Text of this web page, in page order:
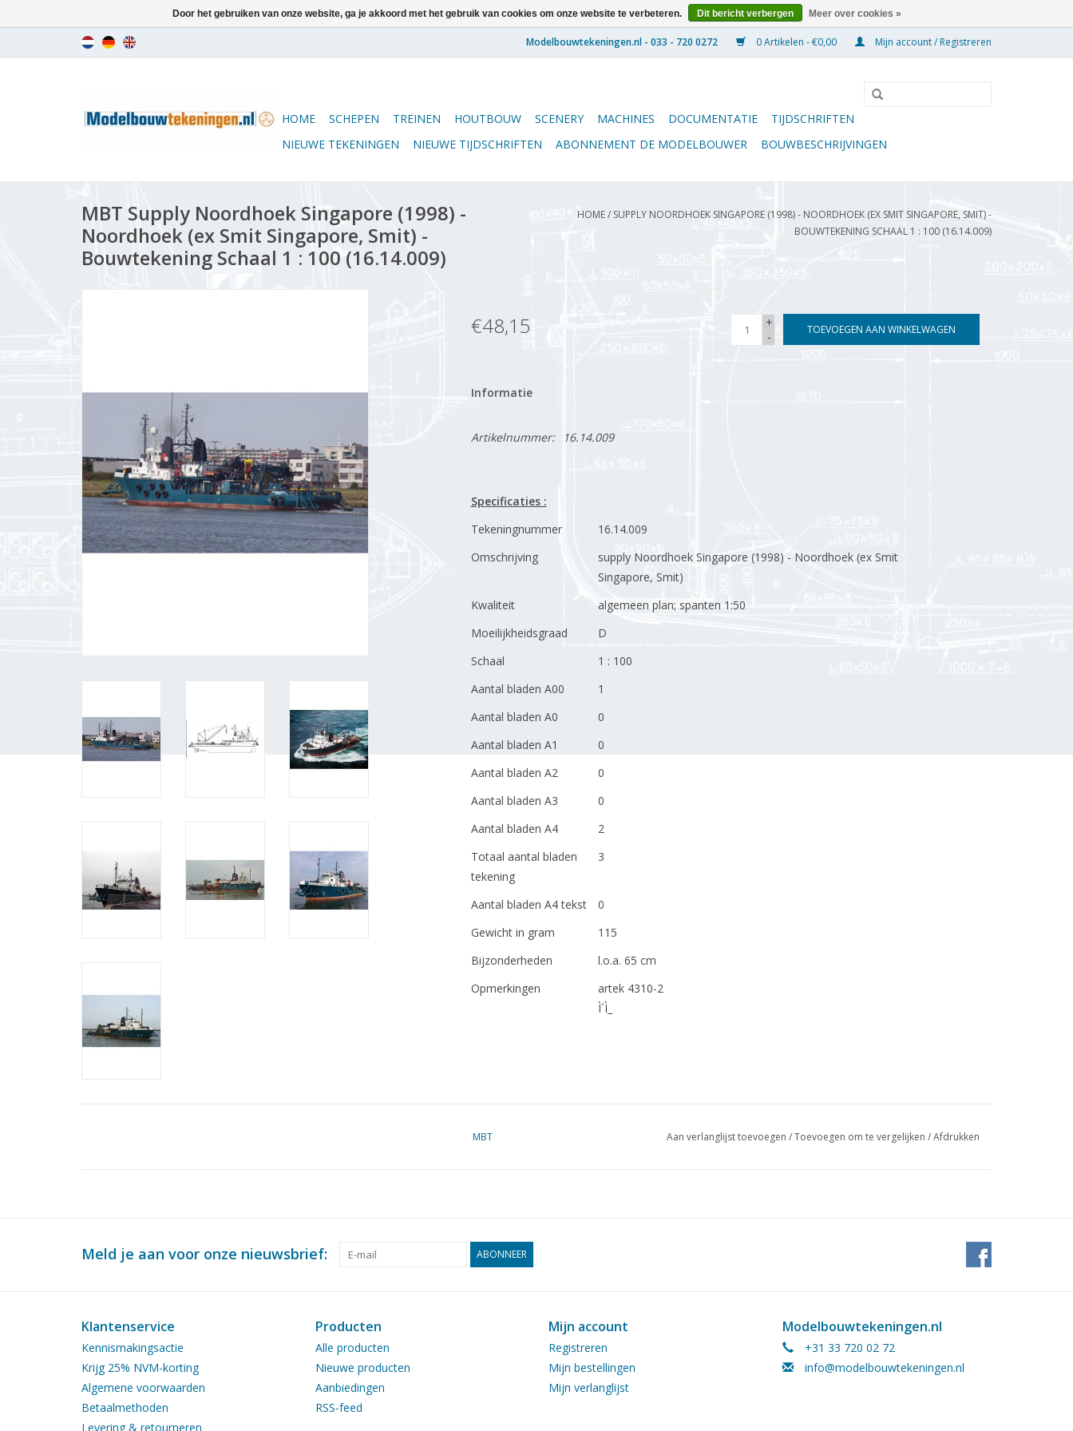
0 Artikelen - €0,00 Mijn account / Registreren
HOME SCHEPEN TREINEN HOUTBOUW SCENERY MACHINES DOCUMENTATIE
TIJDSCHRIFTEN
NIEUWE TEKENINGEN
NIEUWE TIJDSCHRIFTEN ABONNEMENT DE MODELBOUWER BOUWBESCHRIJVINGEN
MBT Supply Noordhoek Singapore (1998) -
Noordhoek (ex Smit Singapore, Smit) -
Bouwtekening Schaal 1 : 100 (16.14.009)
HOME/ SUPPLY NOORDHOEK SINGAPORE (1998) - NOORDHOEK (EX SMIT SINGAPORE, SMIT) -
BOUWTEKENING SCHAAL 1 : 100 (16.14.009)
€48,15
+
-
TOEVOEGEN AAN WINKELWAGEN
Informatie
Artikelnummer: 16.14.009
Specificaties :
Tekeningnummer
16.14.009
Omschrijving
supply Noordhoek Singapore (1998) - Noordhoek (ex Smit
Singapore, Smit)
Kwaliteit
algemeen plan; spanten 1:50
Moeilijkheidsgraad
D
Schaal
1 : 100
Aantal bladen A00
1
Aantal bladen A0
0
Aantal bladen A1
0
Aantal bladen A2
0
Aantal bladen A3
0
Aantal bladen A4
2
Totaal aantal bladen
tekening
3
Aantal bladen A4 tekst
0
Gewicht in gram
115
Bijzonderheden
l.o.a. 65 cm
Opmerkingen
artek 4310-2
Ì´Ì_
MBT Aan verlanglijst toevoegen /Toevoegen om te vergelijken /Afdrukken
Meld je aan voor onze nieuwsbrief: ABONNEER
Klantenservice
Kennismakingsactie
Krijg 25% NVM-korting
Algemene voorwaarden
Betaalmethoden
Levering & retourneren
Producten
Alle producten
Nieuwe producten
Aanbiedingen
RSS-feed
Mijn account
Registreren
Mijn bestellingen
Mijn verlanglijst
Modelbouwtekeningen.nl
+31 33 720 02 72
info@modelbouwtekeningen.nl
Door het gebruiken van onze website, ga je akkoord met het gebruik van cookies om onze website te verbeteren. Dit bericht verbergen Meer over cookies »